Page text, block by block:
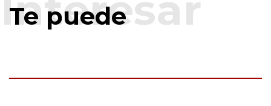
Te puede